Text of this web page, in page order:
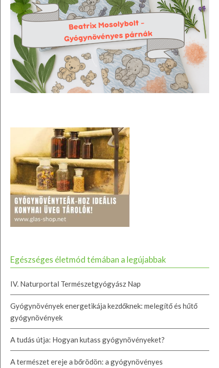
Egészséges életmód témában a legújabbak
IV. Naturportal Természetgyógyász Nap
Gyógynövények energetikája kezdőknek: melegítő és hűtő
gyógynövények
A tudás útja: Hogyan kutass gyógynövényeket?
A természet ereje a bőrödön: a gyógynövényes